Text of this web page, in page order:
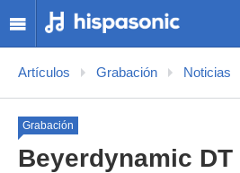
Artículos Grabación Noticias
Grabación
Beyerdynamic DT